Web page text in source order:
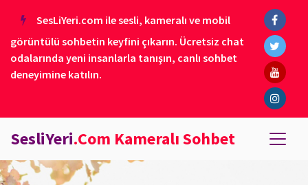
SesLiYeri.com ile sesli, kameralı ve mobil
görüntülü sohbetin keyfini çıkarın. Ücretsiz chat
odalarında yeni insanlarla tanışın, canlı sohbet
deneyimine katılın.
SesliYeri.Com Kameralı Sohbet